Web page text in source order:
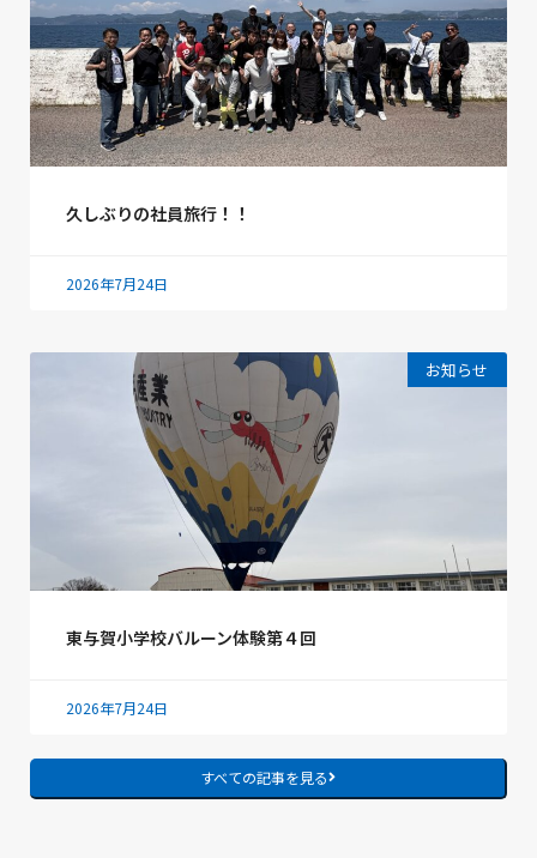
久しぶりの社員旅行！！
2026年7月24日
お知らせ
東与賀小学校バルーン体験第４回
2026年7月24日
すべての記事を見る